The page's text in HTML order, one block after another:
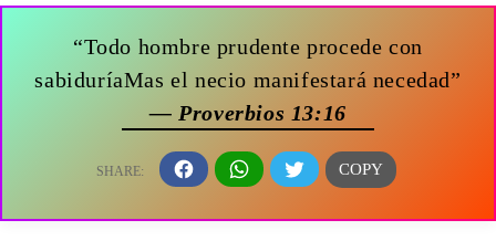
“Todo hombre prudente procede con
sabiduríaMas el necio manifestará necedad”
— Proverbios 13:16